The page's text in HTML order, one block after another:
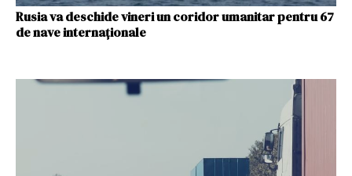
Rusia va deschide vineri un coridor umanitar pentru 67
de nave internaţionale